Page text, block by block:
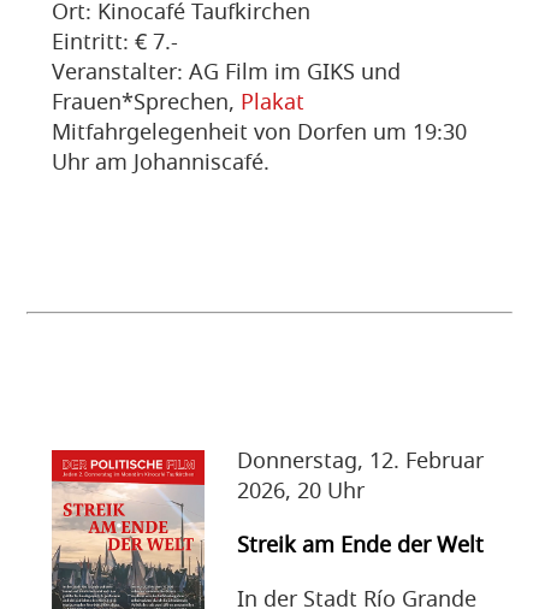
Ort: Kinocafé Taufkirchen
Eintritt: € 7.-
Veranstalter: AG Film im GIKS und
Frauen*Sprechen, Plakat
Mitfahrgelegenheit von Dorfen um 19:30
Uhr am Johanniscafé.
Donnerstag, 12. Februar
2026, 20 Uhr
Streik am Ende der Welt
In der Stadt Río Grande